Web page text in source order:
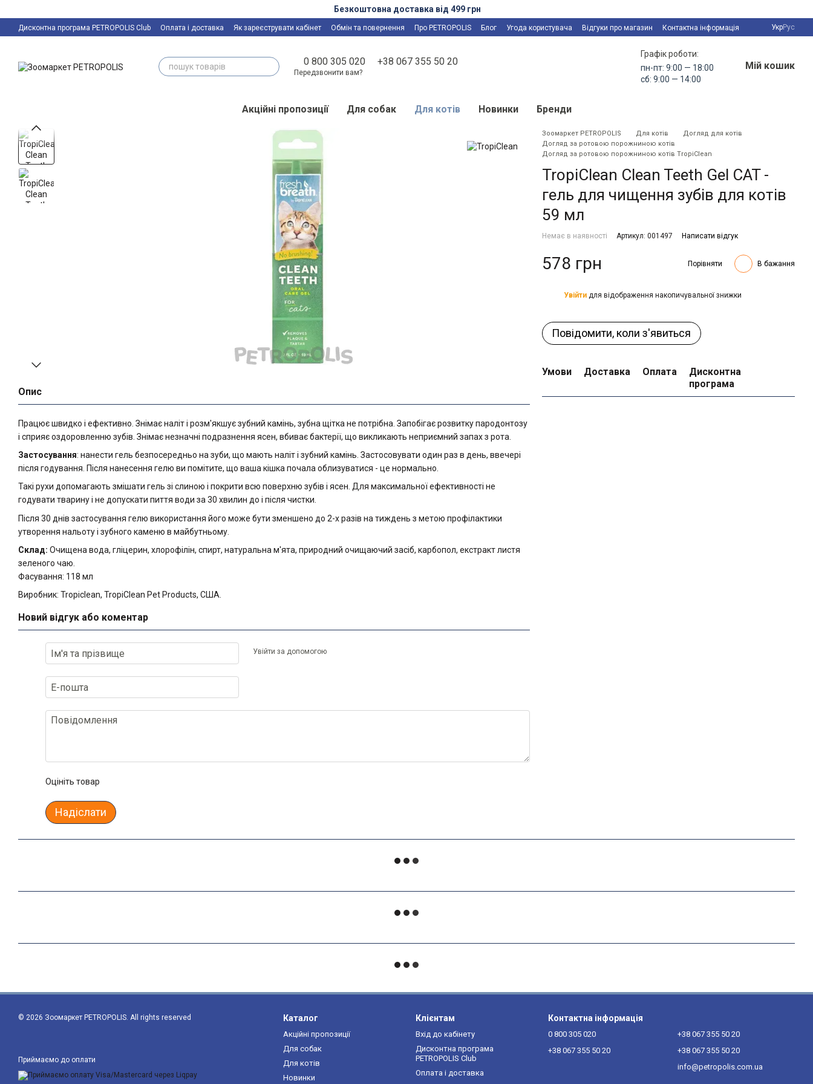
Безкоштовна доставка від 499 грн
Дисконтна програма PETROPOLIS Club Оплата і доставка Як зареєструвати кабінет Обмін та повернення Про PETROPOLIS Блог Угода користувача Відгуки про магазин Контактна інформація УкрРус
0 800 305 020 +38 067 355 50 20
Передзвонити вам?
Графік роботи:
пн-пт: 9:00 — 18:00
сб: 9:00 — 14:00
Мій кошик
Акційні пропозиції Для собак Для котів Новинки Бренди
Опис
Працює швидко і ефективно. Знімає наліт і розм'якшує зубний камінь, зубна щітка не потрібна. Запобігає розвитку пародонтозу
і сприяє оздоровленню зубів. Знімає незначні подразнення ясен, вбиває бактерії, що викликають неприємний запах з рота.
Застосування: нанести гель безпосередньо на зуби, що мають наліт і зубний камінь. Застосовувати один раз в день, ввечері
після годування. Після нанесення гелю ви помітите, що ваша кішка почала облизуватися - це нормально.
Такі рухи допомагають змішати гель зі слиною і покрити всю поверхню зубів і ясен. Для максимальної ефективності не
годувати тварину і не допускати пиття води за 30 хвилин до і після чистки.
Після 30 днів застосування гелю використання його може бути зменшено до 2-х разів на тиждень з метою профілактики
утворення нальоту і зубного каменю в майбутньому.
Склад: Очищена вода, гліцерин, хлорофілін, спирт, натуральна м'ята, природний очищаючий засіб, карбопол, екстракт листя
зеленого чаю.
Фасування: 118 мл
Виробник: Tropiclean, TropiClean Pet Products, США.
Новий відгук або коментар
Увійти за допомогою
Оцініть товар
Надіслати
Зоомаркет PETROPOLIS Для котів
Догляд для котів
Догляд за ротовою порожниною котів
Догляд за ротовою порожниною котів TropiClean
TropiClean Clean Teeth Gel CAT -
гель для чищення зубів для котів
59 мл
Немає в наявності Артикул: 001497 Написати відгук
578 грн Порівняти В бажання
Увійти для відображення накопичувальної знижки
Повідомити, коли з'явиться
Умови Доставка Оплата
Дисконтна
програма
© 2026 Зоомаркет PETROPOLIS. All rights reserved
Приймаємо до оплати
Каталог
Акційні пропозиції
Для собак
Для котів
Новинки
Клієнтам
Вхід до кабінету
Дисконтна програма
PETROPOLIS Club
Оплата і доставка
Контактна інформація
0 800 305 020
+38 067 355 50 20
+38 067 355 50 20
+38 067 355 50 20
info@petropolis.com.ua